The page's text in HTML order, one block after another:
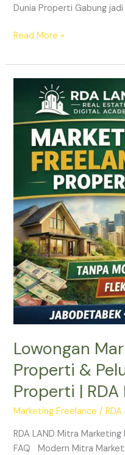
Dunia Properti Gabung
Read More »
Lowongan
Properti &
Properti | RDA
Marketing Freelance /RDA
RDA LAND Mitra
FAQ Modern Mitra
Lowongan
Marketing
Freelance
Properti
Peluang
Income
Properti
|
RDA
LAND